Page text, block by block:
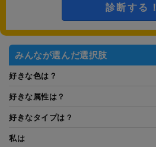
診断する！
みんなが選んだ選択肢
好きな色は？
好きな属性は？
好きなタイプは？
私は